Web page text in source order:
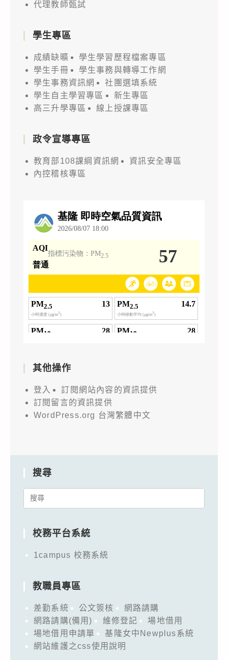
代理教師甄試
學生專區
成績缺曠
學生學習歷程檔案專區
學生手冊
學生事務與轉導工作網
學生事務資訊網
社團選填系統
學生自主學習專區
新生專區
高三升學專區
線上授課專區
政令宣導專區
教育部108課綱資訊網
資訊安全專區
內控稽核專區
其他操作
登入
訂閱網站內容的資訊提供
訂閱留言的資訊提供
WordPress.org 台灣繁體中文
搜尋
Search
校務平台系統
1campus 校務系統
教職員專區
差勤系統 公文簽核
網路請購
網路請購(備用)
維修登記
場地借用
場地借用申請單
基隆女中Newplus系統
網站維護之css使用說明